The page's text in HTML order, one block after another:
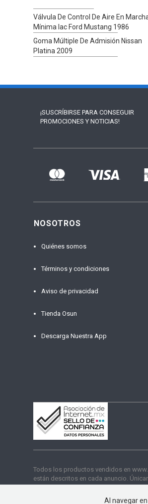
Válvula De Control De Aire En
Mínima Iac Ford Mustang 1986
Goma Múltiple De Admisión Nissan
Platina 2009
¡SUSCRÍBIRSE PARA CONSEGUIR
PROMOCIONES Y NOTICIAS!
NOSOTROS
Quiénes somos
Términos y condiciones
Aviso de privacidad
Tienda Osun
Descarga Nuestra App
Todos los productos vendidos en
están descritos en cada anuncio.
Al navegar